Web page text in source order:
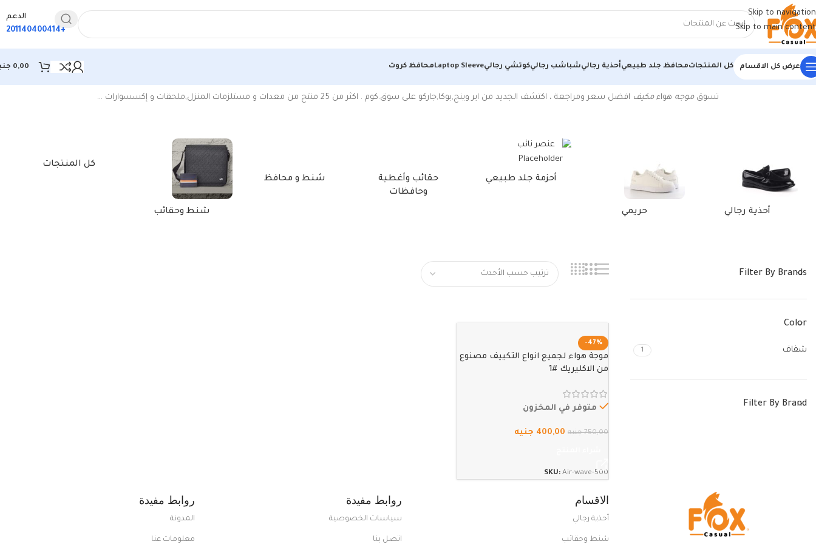
Skip to navigation
Skip to main content
الدعم
+201140400414
عرض كل الاقسام كل المنتجاتمحافظ جلد طبيعيأحذية رجاليشباشب رجاليكوتشي رجاليLaptop Sleeveمحافظ كروت 0,00
الرئيسية/منتجات تحت الوسم “موجة المكيف”
تسوقموجه هواءمكيف افضل سعر ومراجعة ، اكتشف الجديد من اير وينج,بوكا,جاركو على سوق.كوم . اكثر من 25 منتج من معدات و مستلزمات المنزل,ملحقات و إكسسوارات …
أحذية رجالي حريمي
أحزمة جلد طبيعي
حقائب وأغطية
وحافظات
شنط و محافظ
شنط وحقائب
كل المنتجات
Filter By Brands
Color
شفاف 1
Filter By Brand
-47%
موجة هواء لجميع انواع التكييف مصنوع
من الاكليريك #1
متوفر في المخزون
750,00 جنيه 400,00 جنيه
SKU: Air-wave-500
الاقسام
أحذية رجالي
شنط وحقائب
روابط مفيدة
سياسات الخصوصية
اتصل بنا
روابط مفيدة
المدونة
معلومات عنا